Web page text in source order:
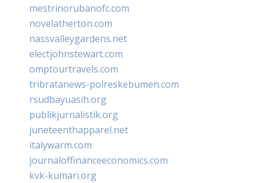
mestrinorubanofc.com
novelatherton.com
nassvalleygardens.net
electjohnstewart.com
omptourtravels.com
tribratanews-polreskebumen.com
rsudbayuasih.org
publikjurnalistik.org
juneteenthapparel.net
italywarm.com
journaloffinanceeconomics.com
kvk-kumari.org